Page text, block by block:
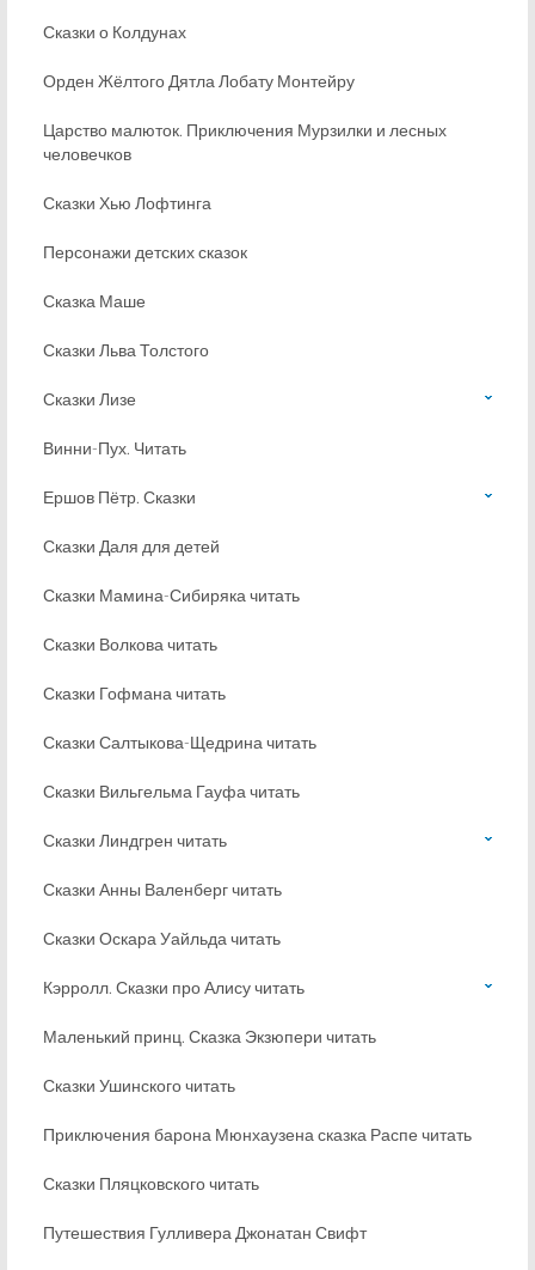
Сказки о Колдунах
Орден Жёлтого Дятла Лобату Монтейру
Царство малюток. Приключения Мурзилки и лесных
человечков
Сказки Хью Лофтинга
Персонажи детских сказок
Сказка Маше
Сказки Льва Толстого
Сказки Лизе
Винни-Пух. Читать
Ершов Пётр. Сказки
Сказки Даля для детей
Сказки Мамина-Сибиряка читать
Сказки Волкова читать
Сказки Гофмана читать
Сказки Салтыкова-Щедрина читать
Сказки Вильгельма Гауфа читать
Сказки Линдгрен читать
Сказки Анны Валенберг читать
Сказки Оскара Уайльда читать
Кэрролл. Сказки про Алису читать
Маленький принц. Сказка Экзюпери читать
Сказки Ушинского читать
Приключения барона Мюнхаузена сказка Распе читать
Сказки Пляцковского читать
Путешествия Гулливера Джонатан Свифт